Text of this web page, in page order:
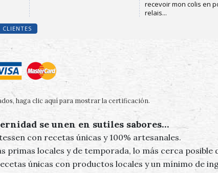
haga clic aquí para mostrar la certificación.
se unen en sutiles sabores…
con recetas únicas y 100% artesanales.
locales y de temporada, lo más cerca posible
únicas con productos locales y un mínimo de